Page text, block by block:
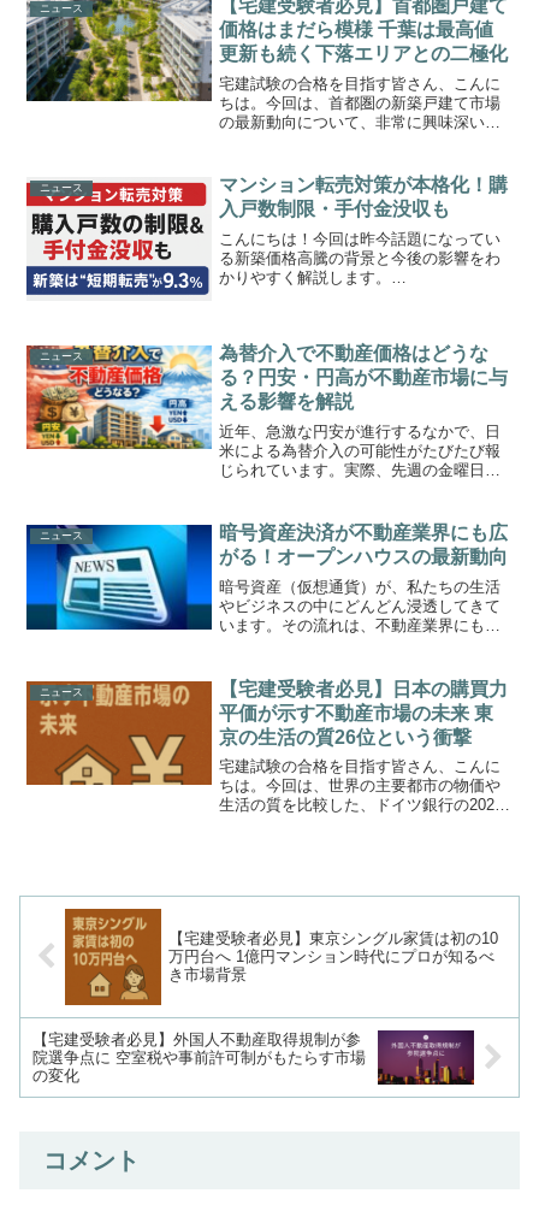
ュースをいくつかピックア...
ニュース
【宅建受験者必見】首都圏戸建て
価格はまだら模様 千葉は最高値
更新も続く下落エリアとの二極化
宅建試験の合格を目指す皆さん、こんに
ちは。今回は、首都圏の新築戸建て市場
の最新動向について、非常に興味深いデ
の平均価格は下落傾向にありますが、そ
の内訳を見ると「上昇...
ニュース
マンション転売対策が本格化！購
入戸数制限・手付金没収も
こんにちは！今回は昨今話題になってい
る新築価格高騰の背景と今後の影響をわ
かりやすく解説します。
ニュース
為替介入で不動産価格はどうな
る？円安・円高が不動産市場に与
える影響を解説
近年、急激な円安が進行するなかで、日
米による為替介入の可能性がたびたび報
じられています。実際、先週の金曜日に
実行されたと言われており、一気に4円ほ
ど相場が動く場面があり...
ニュース
暗号資産決済が不動産業界にも広
がる！オープンハウスの最新動向
暗号資産（仮想通貨）が、私たちの生活
やビジネスの中にどんどん浸透してきて
います。その流れは、不動産業界にも影
産決済をビットコイン（BTC）やイーサ
リアム（ETH）だけで...
ニュース
【宅建受験者必見】日本の購買力
平価が示す不動産市場の未来 東
京の生活の質26位という衝撃
宅建試験の合格を目指す皆さん、こんに
ちは。今回は、世界の主要都市の物価や
生活の質を比較した、ドイツ銀行の2025
【宅建受験者必見】東京シングル家賃は初の10
万円台へ 1億円マンション時代にプロが知るべ
き市場背景
【宅建受験者必見】外国人不動産取得規制が参
院選争点に 空室税や事前許可制がもたらす市場
の変化
コメント